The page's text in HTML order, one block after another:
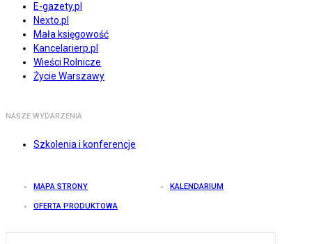
E-gazety.pl
Nexto.pl
Mała księgowość
Kancelarierp.pl
Wieści Rolnicze
Życie Warszawy
NASZE WYDARZENIA
Szkolenia i konferencje
MAPA STRONY KALENDARIUM
OFERTA PRODUKTOWA